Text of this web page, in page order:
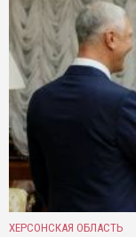
ХЕРСОНСКАЯ ОБЛАСТЬ